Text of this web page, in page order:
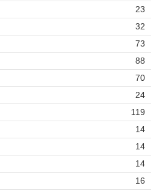
23
32
73
88
70
24
119
14
14
14
16